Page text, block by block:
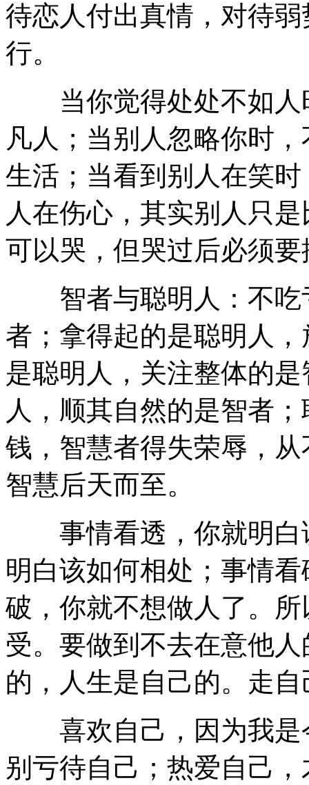
待恋人付出真情，对待
行。
当你觉得处处不如人
凡人；当别人忽略你时
生活；当看到别人在笑
人在伤心，其实别人只
可以哭，但哭过后必须
智者与聪明人：不吃
者；拿得起的是聪明人
是聪明人，关注整体的
人，顺其自然的是智者
钱，智慧者得失荣辱，
智慧后天而至。
事情看透，你就明白
明白该如何相处；事情
破，你就不想做人了。
受。要做到不去在意他
的，人生是自己的。走
喜欢自己，因为我是
别亏待自己；热爱自己